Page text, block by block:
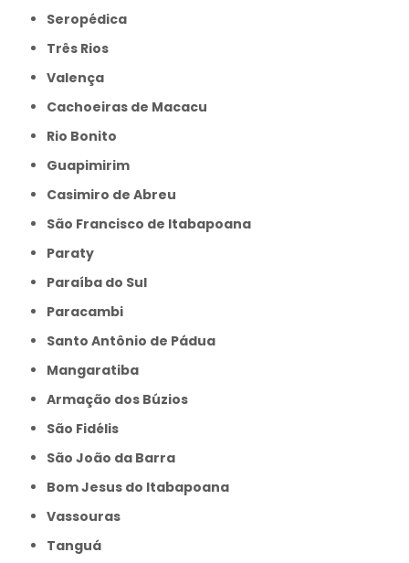
Seropédica
Três Rios
Valença
Cachoeiras de Macacu
Rio Bonito
Guapimirim
Casimiro de Abreu
São Francisco de Itabapoana
Paraty
Paraíba do Sul
Paracambi
Santo Antônio de Pádua
Mangaratiba
Armação dos Búzios
São Fidélis
São João da Barra
Bom Jesus do Itabapoana
Vassouras
Tanguá